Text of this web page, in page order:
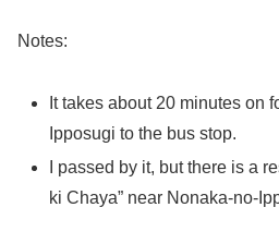
Notes:
It takes about 20 minutes on
Ipposugi to the bus stop.
I passed by it, but there is a
ki Chaya” near Nonaka-no-